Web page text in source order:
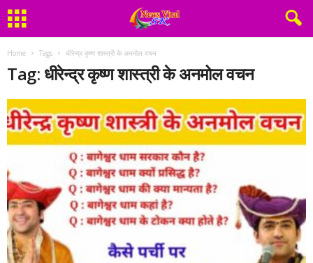
Home Tags धीरेन्द्र कृष्ण शास्त्री के अनमोल वचन
Tag: धीरेन्द्र कृष्ण शास्त्री के अनमोल वचन